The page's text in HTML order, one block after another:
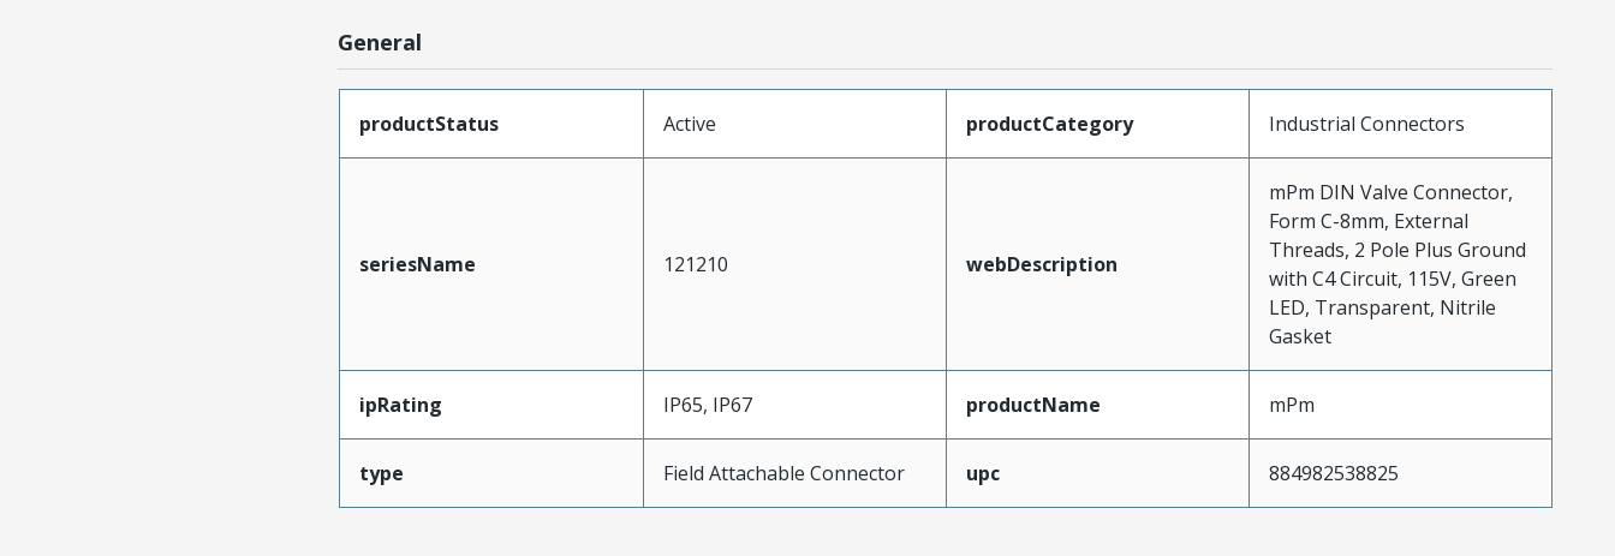
General
productStatus Active productCategory Industrial Connectors
seriesName 121210 webDescription
mPm DIN Valve Connector,
Form C-8mm, External
Threads, 2 Pole Plus Ground
with C4 Circuit, 115V, Green
LED, Transparent, Nitrile
Gasket
ipRating IP65, IP67 productName mPm
type Field Attachable Connector upc 884982538825